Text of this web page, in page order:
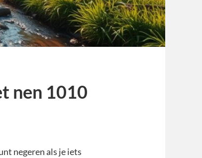
nen 1010
negeren als je iets